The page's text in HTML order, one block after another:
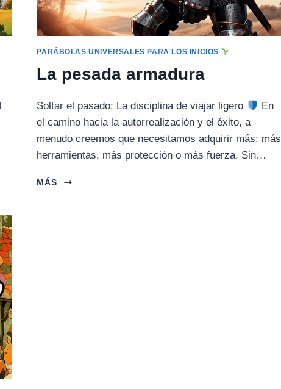
PARÁBOLAS UNIVERSALES PARA LOS INICIOS
La pesada armadura
Soltar el pasado: La disciplina de viajar ligero
En
el camino hacia la autorrealización y el éxito, a
menudo creemos que necesitamos adquirir más: más
herramientas, más protección o más fuerza. Sin…
MÁS
LA